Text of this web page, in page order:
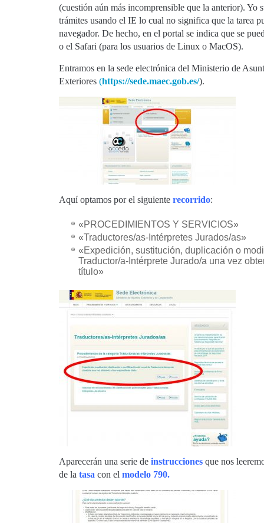
(cuestión aún más incomprensible que la anterior). Yo
trámites usando el IE lo cual no significa que la tarea
navegador. De hecho, en el portal se indica que se
o el Safari (para los usuarios de Linux o MacOS).
Entramos en la sede electrónica del Ministerio de
Exteriores (https://sede.maec.gob.es/).
Aquí optamos por el siguiente recorrido:
«PROCEDIMIENTOS Y SERVICIOS»
«Traductores/as-Intérpretes Jurados/as»
«Expedición, sustitución, duplicación o
Traductor/a-Intérprete Jurado/a una vez
título»
Aparecerán una serie de instrucciones que nos
de la tasa con el modelo 790.